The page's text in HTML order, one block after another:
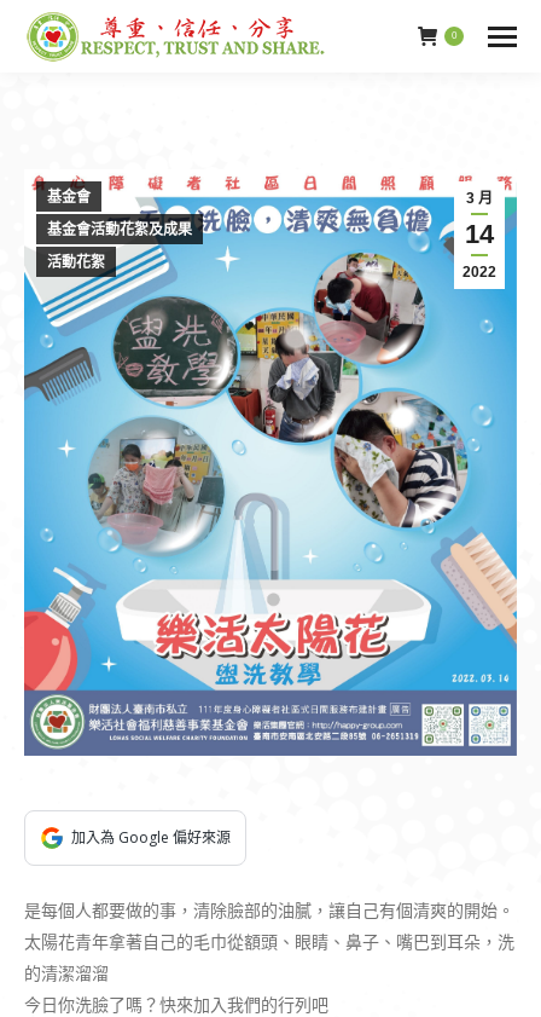
0
3 月
14
2022
基金會
基金會活動花絮及成果
活動花絮
加入為 Google 偏好來源
是每個人都要做的事，清除臉部的油膩，讓自己有個清爽的開始。
太陽花青年拿著自己的毛巾從額頭、眼睛、鼻子、嘴巴到耳朵，洗
的清潔溜溜
今日你洗臉了嗎？快來加入我們的行列吧